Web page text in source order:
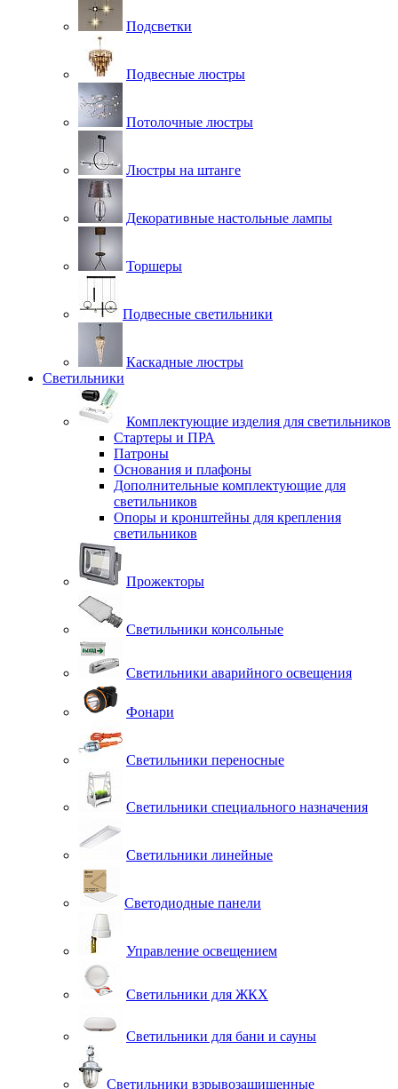
Подсветки
Подвесные люстры
Потолочные люстры
Люстры на штанге
Декоративные настольные лампы
Торшеры
Подвесные светильники
Каскадные люстры
Светильники
Комплектующие изделия для светильников
Стартеры и ПРА
Патроны
Основания и плафоны
Дополнительные комплектующие для
светильников
Опоры и кронштейны для крепления
светильников
Прожекторы
Светильники консольные
Светильники аварийного освещения
Фонари
Светильники переносные
Светильники специального назначения
Светильники линейные
Светодиодные панели
Управление освещением
Светильники для ЖКХ
Светильники для бани и сауны
Светильники взрывозащищенные